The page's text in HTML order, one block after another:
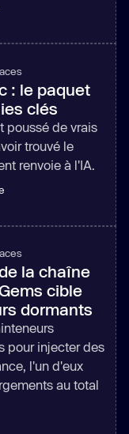
: le paquet
clés
poussé de vrais
trouvé le
renvoie à l'IA.
la chaîne
cible
dormants
pour injecter des
l'un d'eux
au total